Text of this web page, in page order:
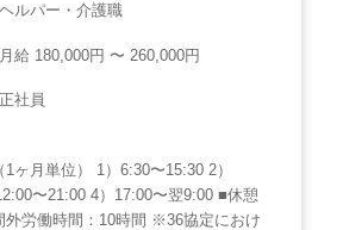
ヘルパー・介護職
月給 180,000円 〜 260,000円
正社員
ヶ月単位） 1）6:30〜15:30 2）
〜21:00 4）17:00〜翌9:00 ■休憩
外労働時間：10時間 ※36協定におけ